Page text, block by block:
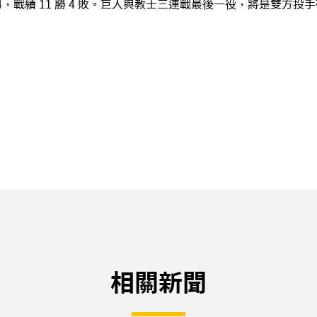
戰績 11 勝 4 敗。巨人與教士三連戰最後一役，將是雙方投
相關新聞